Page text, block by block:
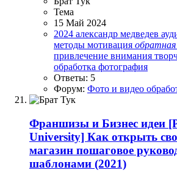
Тема
15 Май 2024
2024 александр медведев
методы мотивация обратная
привлечение внимания
обработка фотография
Ответы: 5
Форум: Фото и видео
Франшизы и Бизнес идеи
University] Как открыть
магазин пошаговое
шаблонами (2021)